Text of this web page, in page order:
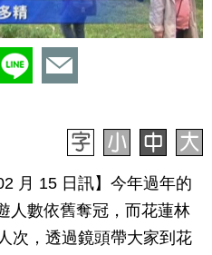
月 15 日訊】今年過年的
人數依舊奪冠，而花蓮林
次，透過鏡頭帶大家到花